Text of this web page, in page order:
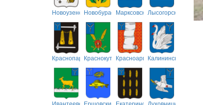
НовоузенскийНовобурасскийМарксовскийЛысогорский
Краснопартизанский
КраснокутскийКрасноармейский
Калининский
ИвантеевскийЕршовский ЕкатериновскийДуховницкий